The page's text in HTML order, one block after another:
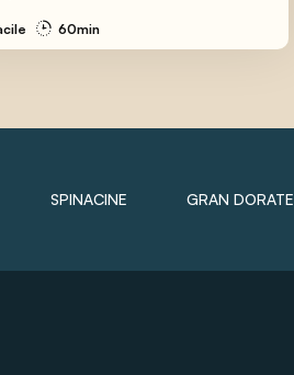
60min
SPINACINE GRAN DORATE